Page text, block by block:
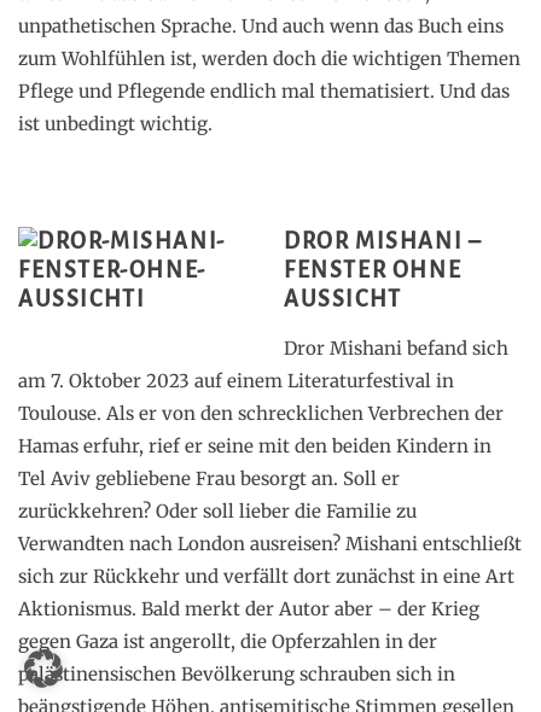
unpathetischen Sprache. Und auch wenn das Buch eins
zum Wohlfühlen ist, werden doch die wichtigen Themen
Pflege und Pflegende endlich mal thematisiert. Und das
ist unbedingt wichtig.
DROR MISHANI –
FENSTER OHNE
AUSSICHT
Dror Mishani befand sich
am 7. Oktober 2023 auf einem Literaturfestival in
Toulouse. Als er von den schrecklichen Verbrechen der
Hamas erfuhr, rief er seine mit den beiden Kindern in
Tel Aviv gebliebene Frau besorgt an. Soll er
zurückkehren? Oder soll lieber die Familie zu
Verwandten nach London ausreisen? Mishani entschließt
sich zur Rückkehr und verfällt dort zunächst in eine Art
Aktionismus. Bald merkt der Autor aber – der Krieg
gegen Gaza ist angerollt, die Opferzahlen in der
palästinensischen Bevölkerung schrauben sich in
beängstigende Höhen, antisemitische Stimmen gesellen